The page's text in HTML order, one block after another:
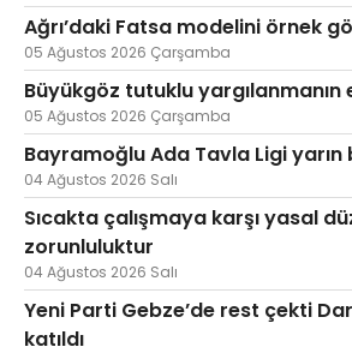
Ağrı’daki Fatsa modelini örnek
05 Ağustos 2026 Çarşamba
Büyükgöz tutuklu
05 Ağustos 2026 Çarşamba
Bayramoğlu Ada Tavla Ligi yarın
04 Ağustos 2026 Salı
Sıcakta çalışmaya karşı yasal
zorunluluktur
04 Ağustos 2026 Salı
Yeni Parti Gebze’de rest çekti
katıldı